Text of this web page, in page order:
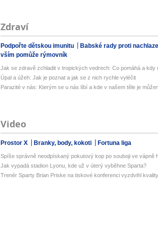
Zdraví
Podpořte dětskou imunitu
Babské rady proti
vším pomůže rýmovník
Jak se zdravě zchladit v tropických vedrech: Co pomáhá a kdy
Úpal a úžeh: Jak je poznat a jak se z nich rychle vyléčit
Parazité v nás: Kterým se u nás líbí a kde v našem těle je
Video
Prostor X Branky, body, kokoti Fortuna liga
Spíše správně neodpískaný pokutový kop po souboji ve vápně
Jak vypadá stadion Lyonu, kde už v úterý vyběhne Sparta?
Trenér Sparty Brian Priske na tiskové konferenci vyzdvihl